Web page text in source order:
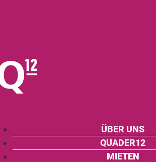
ÜBER UNS
QUADER12
MIETEN